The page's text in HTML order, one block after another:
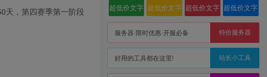
天，第四赛季第一阶段
广告位
广告位
广告位
广告位
超低价文字
广告位
超低价文字
广告位
超低价文字
广告位
超低价文字
广告位
服务器·限时优惠·开服必备 特价服务器
好用的工具都在这里! 站长小工具